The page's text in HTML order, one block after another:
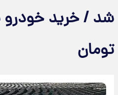
تومان